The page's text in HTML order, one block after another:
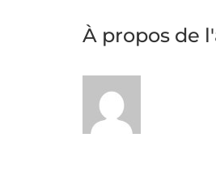
À propos de